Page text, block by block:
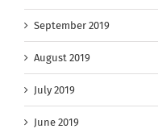
September 2019
August 2019
July 2019
June 2019